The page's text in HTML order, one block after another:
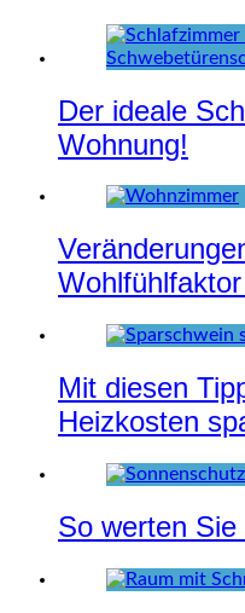
Der ideale
Wohnung!
Mit diesen
Heizkosten
So werten